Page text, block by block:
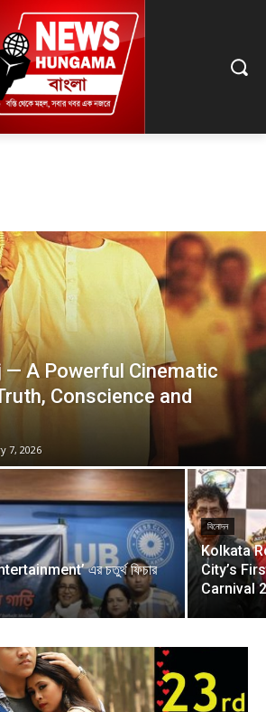
— A Powerful Cinematic
Conscience and
7, 2026
এর চতুর্থ ফিচার
বিনোদন
Kolkata
City’s
Carnival